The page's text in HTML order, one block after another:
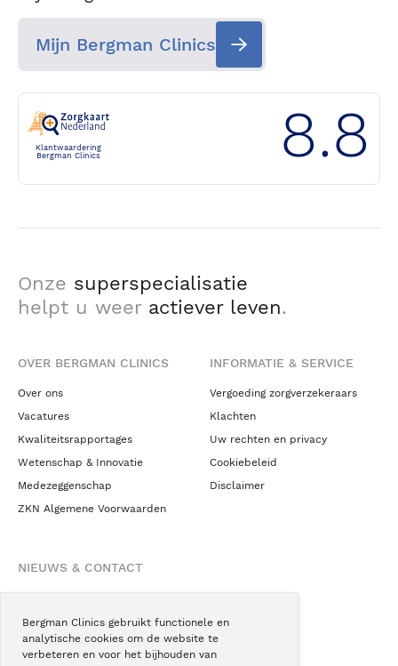
Bergman Clinics gebruikt functionele en
analytische cookies om de website te
verbeteren en voor het bijhouden van
Mijn Bergman Clinics
Klantwaardering
Bergman Clinics
8.8
Onze superspecialisatie
helpt u weer actiever leven.
OVER BERGMAN CLINICS
Over ons
Vacatures
Kwaliteitsrapportages
Wetenschap & Innovatie
Medezeggenschap
ZKN Algemene Voorwaarden
INFORMATIE & SERVICE
Vergoeding zorgverzekeraars
Klachten
Uw rechten en privacy
Cookiebeleid
Disclaimer
NIEUWS & CONTACT
Blogs
Podcast